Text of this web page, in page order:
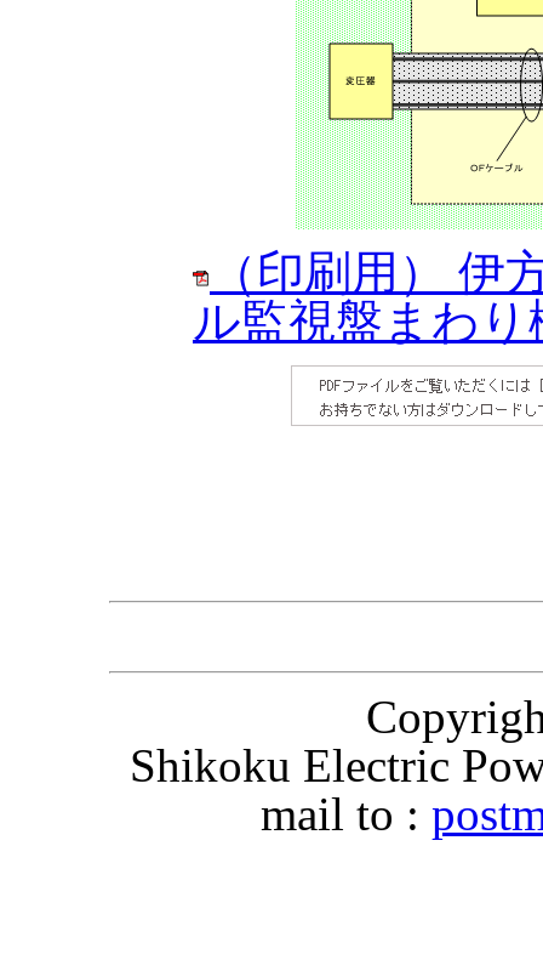
（印刷用） 伊
ル監視盤まわり
Shikoku Electric
mail to :